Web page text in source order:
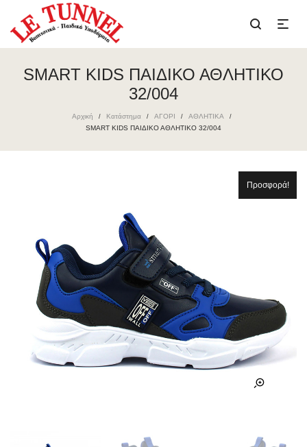
SMART KIDS ΠΑΙΔΙΚΟ ΑΘΛΗΤΙΚΟ
32/004
Αρχική / Κατάστημα / ΑΓΟΡΙ / ΑΘΛΗΤΙΚΑ /
SMART KIDS ΠΑΙΔΙΚΟ ΑΘΛΗΤΙΚΟ 32/004
Προσφορά!